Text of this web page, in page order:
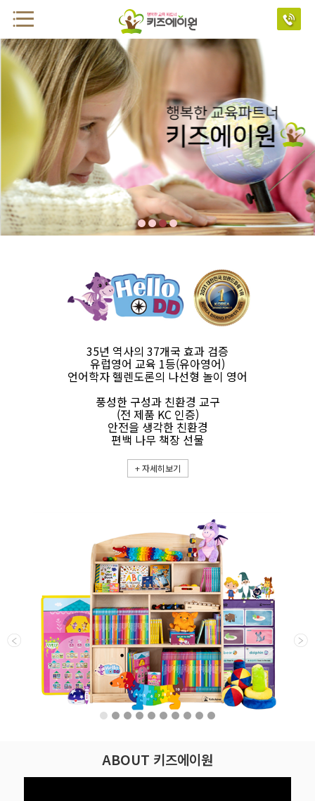
35년 역사의 37개국 효과 검증
유럽영어 교육 1등(유아영어)
언어학자 헬렌도론의 나선형 놀이 영어
풍성한 구성과 친환경 교구
(전 제품 KC 인증)
안전을 생각한 친환경
편백 나무 책장 선물
+자세히보기
ABOUT 키즈에이원